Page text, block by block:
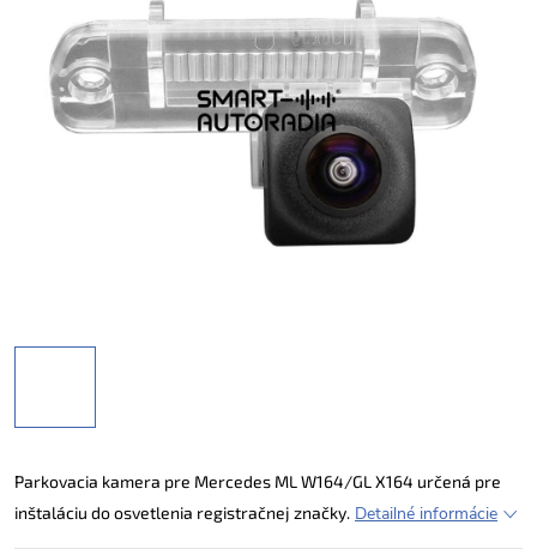
Parkovacia kamera pre Mercedes ML W164/GL X164 určená pre
inštaláciu do osvetlenia registračnej značky. Detailné informácie